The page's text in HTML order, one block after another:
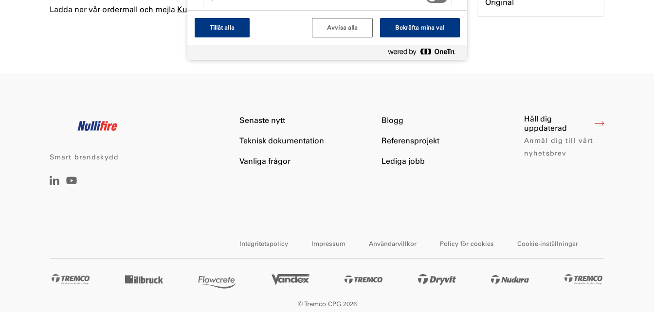
Ladda ner vår ordermall och mejla Kundtjänst.
Original
Smart brandskydd
Senaste nytt
Teknisk dokumentation
Vanliga frågor
Blogg
Referensprojekt
Lediga jobb
Håll dig
uppdaterad
Anmäl dig till vårt
nyhetsbrev
Integritetspolicy Impressum Användarvillkor Policy för cookies Cookie-inställningar
© Tremco CPG 2026
Tillåt alla Avvisa alla Bekräfta mina val